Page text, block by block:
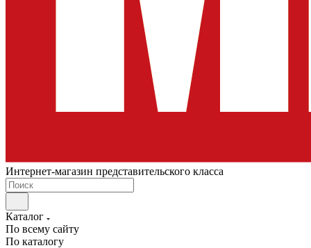
Интернет-магазин представительского класса
Каталог
По всему сайту
По каталогу